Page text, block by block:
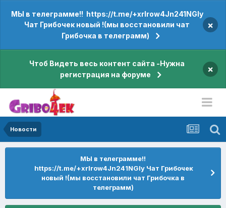
МЫ в телеграмме!! https://t.me/+xrIrow4Jn241NGIy
Чат Грибочек новый !(мы восстановили чат
Грибочка в телеграмм)
×
Чтоб Видеть весь контент сайта -Нужна
регистрация на форуме
×
Новости
МЫ в телеграмме!!
https://t.me/+xrIrow4Jn241NGIy Чат Грибочек
новый !(мы восстановили чат Грибочка в
телеграмм)